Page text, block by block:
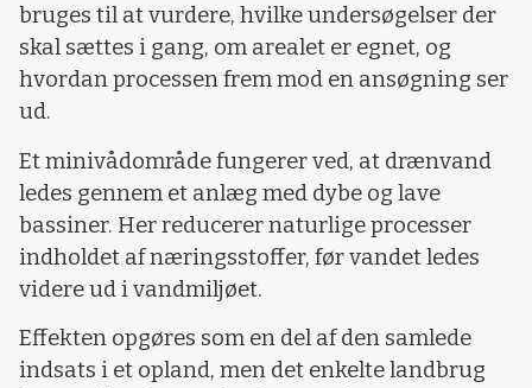
bruges til at vurdere, hvilke undersøgelser der
skal sættes i gang, om arealet er egnet, og
hvordan processen frem mod en ansøgning ser
ud.
Et minivådområde fungerer ved, at drænvand
ledes gennem et anlæg med dybe og lave
bassiner. Her reducerer naturlige processer
indholdet af næringsstoffer, før vandet ledes
videre ud i vandmiljøet.
Effekten opgøres som en del af den samlede
indsats i et opland, men det enkelte landbrug